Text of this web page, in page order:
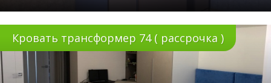
Кровать трансформер 74 ( рассрочка )